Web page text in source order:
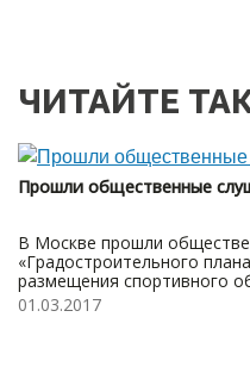
ЧИТАЙТЕ
Прошли общественные
В Москве прошли
«Градостроительного
размещения спортивного
01.03.2017